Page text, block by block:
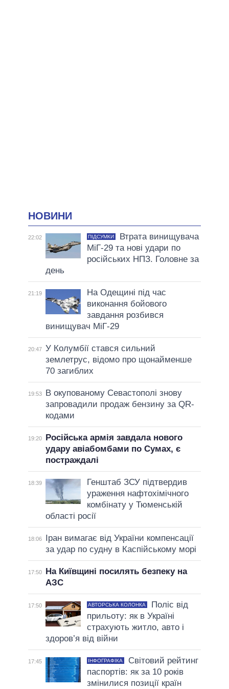
НОВИНИ
22:02 ПІДСУМКИ
Втрата винищувача
МіГ-29 та нові удари по
російських НПЗ. Головне за
день
21:19
На Одещині під час
виконання бойового
завдання розбився
винищувач МіГ-29
20:47 У Колумбії стався сильний
землетрус, відомо про щонайменше
70 загиблих
19:53
В окупованому Севастополі знову
запровадили продаж бензину за QR-
кодами
19:20
Російська армія завдала нового
удару авіабомбами по Сумах, є
постраждалі
18:39
Генштаб ЗСУ підтвердив
ураження нафтохімічного
комбінату у Тюменській
області росії
18:06
Іран вимагає від України компенсації
за удар по судну в Каспійському морі
17:50
На Київщині посилять безпеку на
АЗС
17:50 АВТОРСЬКА КОЛОНКА
Поліс від
прильоту: як в Україні
страхують житло, авто і
здоров’я від війни
17:45 ІНФОГРАФІКА
Світовий рейтинг
паспортів: як за 10 років
змінилися позиції країн